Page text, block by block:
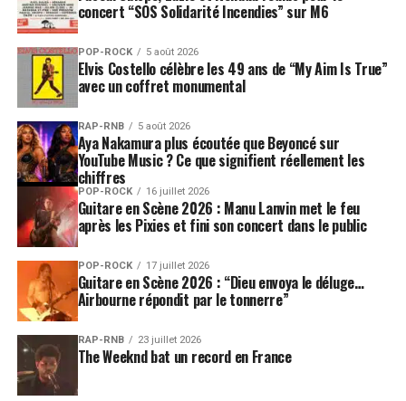
Avec“MAYHEM Requiem”, l’artiste pousse cette
logique jusqu’au bout en offrant à son album une forme
de rituel final.
Le mot
renvoie à l’idée d’une messe, d’un adieu, d’une
cérémonie pour ce qui disparaît. Mais chez Lady Gaga, la
fin d’une ère n’est jamais une extinction. Elle ressemble
plutôt à une mue. En transformant “Mayhem” en
opéra pop gothique, Gaga ne ferme pas seulement
une parenthèse : elle met en scène sa propre
transformation.
Cette dimension visuelle s’est également prolongée lors
de la première du projet à Los Angeles. Plusieurs médias
mode ont relevé son retour à une esthétique gothique
spectaculaire, avec une apparition très remarquée dans
une robe Givenchy d’archive issue de l’époque Alexander
concert “SOS Solidarité Incendies” sur M6
POP-ROCK 5 août 2026
Elvis Costello célèbre les 49 ans de “My Aim Is True”
avec un coffret monumental
RAP-RNB 5 août 2026
Aya Nakamura plus écoutée que Beyoncé sur
YouTube Music ? Ce que signifient réellement les
chiffres
POP-ROCK 16 juillet 2026
Guitare en Scène 2026 : Manu Lanvin met le feu
après les Pixies et fini son concert dans le public
POP-ROCK 17 juillet 2026
Guitare en Scène 2026 : “Dieu envoya le déluge…
Airbourne répondit par le tonnerre”
RAP-RNB 23 juillet 2026
The Weeknd bat un record en France